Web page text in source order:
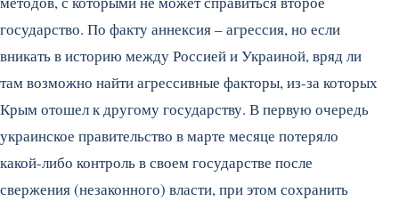
государство. По факту аннексия – агрессия, но если
вникать в историю между Россией и Украиной, вряд ли
там возможно найти агрессивные факторы, из-за которых
Крым отошел к другому государству. В первую очередь
украинское правительство в марте месяце потеряло
какой-либо контроль в своем государстве после
свержения (незаконного) власти, при этом сохранить